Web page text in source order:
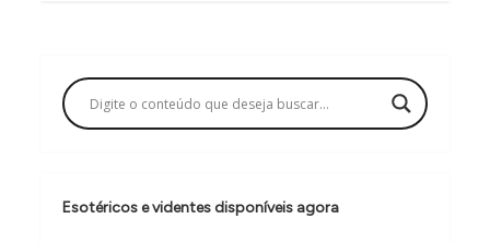
ç
ã
d
Esotéricos e videntes disponíveis agora